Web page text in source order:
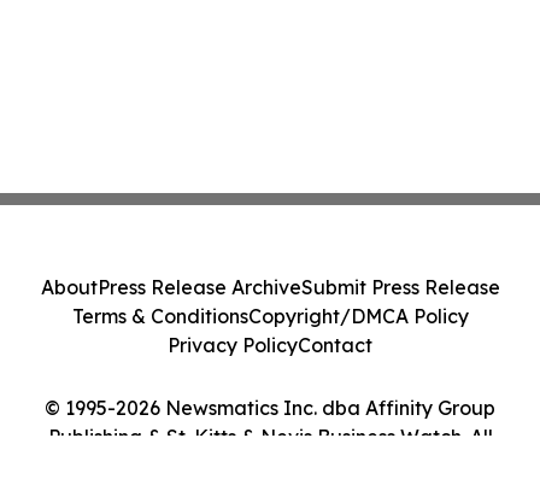
© 1995-2026 Newsmatics Inc. dba Affinity Group
Publishing & St. Kitts & Nevis Business Watch. All
AboutPress Release ArchiveSubmit Press Release
Terms & ConditionsCopyright/DMCA Policy
Privacy PolicyContact